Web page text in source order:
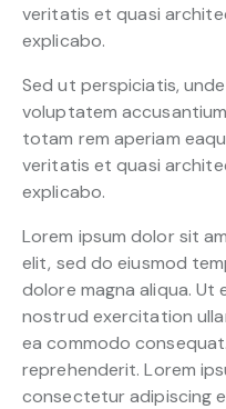
veritatis et quasi
explicabo.
Sed ut perspiciatis,
voluptatem
totam rem aperiam
veritatis et quasi
explicabo.
Lorem ipsum dolor sit
elit, sed do eiusmod
dolore magna aliqua. Ut
nostrud exercitation
ea commodo
reprehenderit. Lorem
consectetur adipiscing